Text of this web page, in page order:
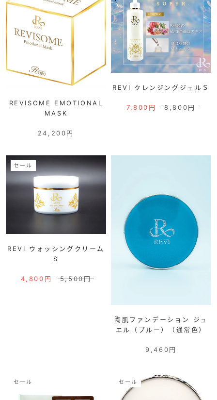
REVISOME EMOTIONAL
MASK
24,200円
REVI クレンジングジェルＳ
7,800円 8,800円
セール
REVI ウォッシングクリーム
S
4,800円 5,500円
陶肌ファンデーション ジュ
エル（ブルー）（通常色）
9,460円
セール セール